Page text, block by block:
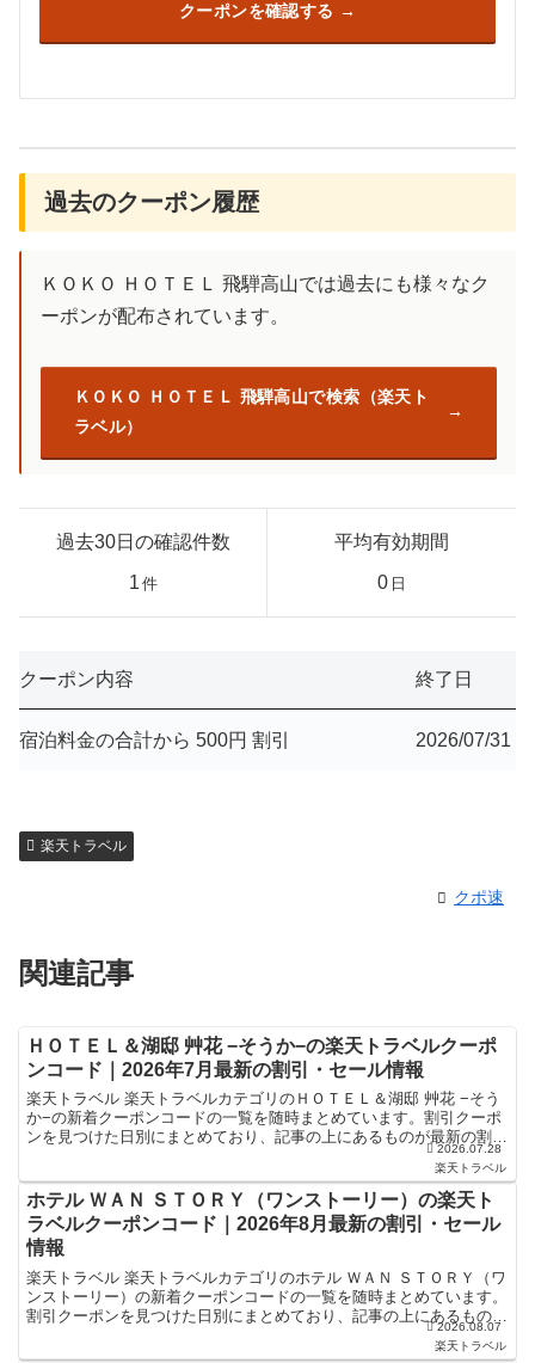
クーポンを確認する
過去のクーポン履歴
ＫＯＫＯ ＨＯＴＥＬ 飛騨高山では過去にも様々なク
ーポンが配布されています。
ＫＯＫＯ ＨＯＴＥＬ 飛騨高山で検索（楽天ト
ラベル）
過去30日の確認件数
1 件
平均有効期間
0 日
クーポン内容 終了日
宿泊料金の合計から 500円 割引 2026/07/31
楽天トラベル
クポ速
関連記事
ＨＯＴＥＬ＆湖邸 艸花 −そうか−の楽天トラベルクーポ
ンコード｜2026年7月最新の割引・セール情報
楽天トラベル 楽天トラベルカテゴリのＨＯＴＥＬ＆湖邸 艸花 −そう
か−の新着クーポンコードの一覧を随時まとめています。割引クーポ
ンを見つけた日別にまとめており、記事の上にあるものが最新の割引
クーポンになります。ホテル・旅館宿泊の予約などで使... 2026.07.28
楽天トラベル
ホテル ＷＡＮ ＳＴＯＲＹ（ワンストーリー）の楽天ト
ラベルクーポンコード｜2026年8月最新の割引・セール
情報
楽天トラベル 楽天トラベルカテゴリのホテル ＷＡＮ ＳＴＯＲＹ（ワ
ンストーリー）の新着クーポンコードの一覧を随時まとめています。
割引クーポンを見つけた日別にまとめており、記事の上にあるものが
最新の割引クーポンになります。ホテル・旅館宿泊の予... 2026.08.07
楽天トラベル